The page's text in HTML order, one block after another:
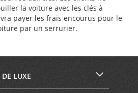
la voiture avec les clés à
payer les frais encourus pour le
par un serrurier.
DE LUXE